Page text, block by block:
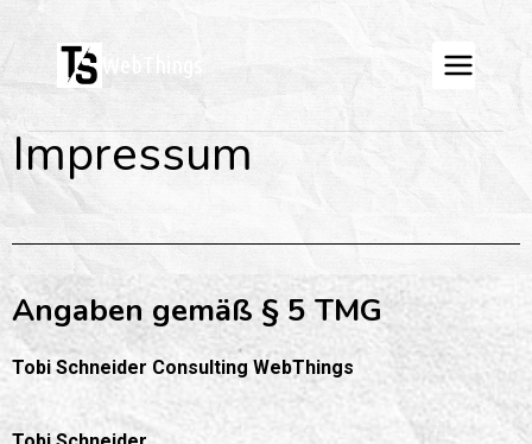
WebThings
Impressum
Angaben gemäß § 5 TMG
Tobi Schneider Consulting WebThings